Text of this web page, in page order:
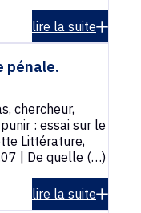
lire la suite
pénale.
chercheur,
: essai sur le
Littérature,
| De quelle (…)
lire la suite